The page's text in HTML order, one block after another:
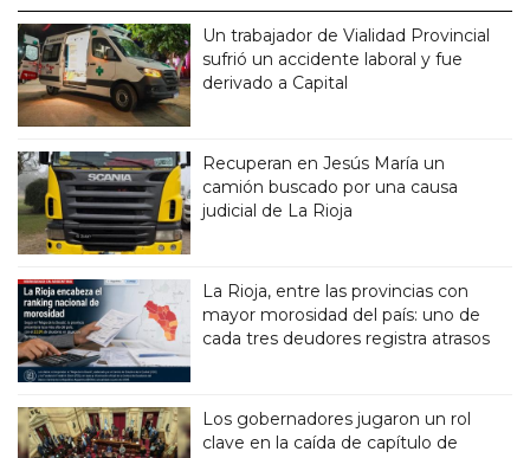
Un trabajador de Vialidad Provincial
sufrió un accidente laboral y fue
derivado a Capital
Recuperan en Jesús María un
camión buscado por una causa
judicial de La Rioja
La Rioja, entre las provincias con
mayor morosidad del país: uno de
cada tres deudores registra atrasos
Los gobernadores jugaron un rol
clave en la caída de capítulo de